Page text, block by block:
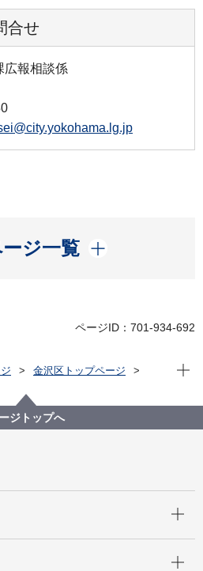
合せ
広報相談係
ジ一覧
開く
ページID：701-934-692
金沢区トップページ
版
現在
ジトップへ